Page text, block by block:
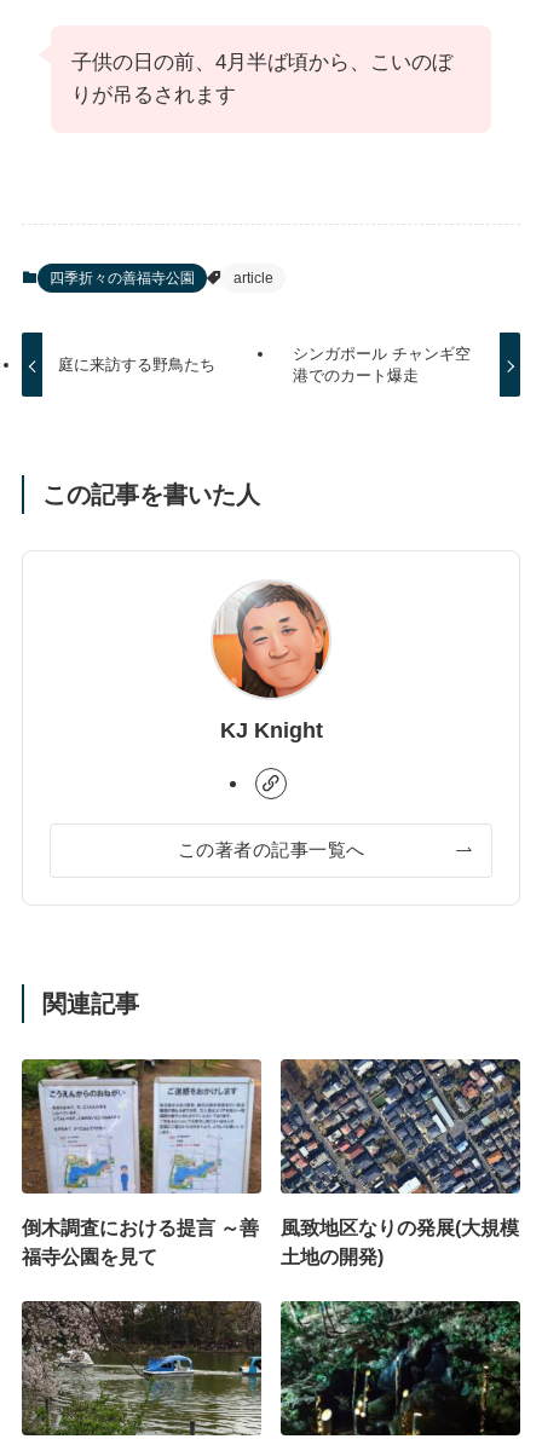
子供の日の前、4月半ば頃から、こいのぼ
りが吊るされます
四季折々の善福寺公園 article
庭に来訪する野鳥たち
シンガポール チャンギ空
港でのカート爆走
この記事を書いた人
KJ Knight
この著者の記事一覧へ
関連記事
倒木調査における提言 ～善
福寺公園を見て
風致地区なりの発展(大規模
土地の開発)